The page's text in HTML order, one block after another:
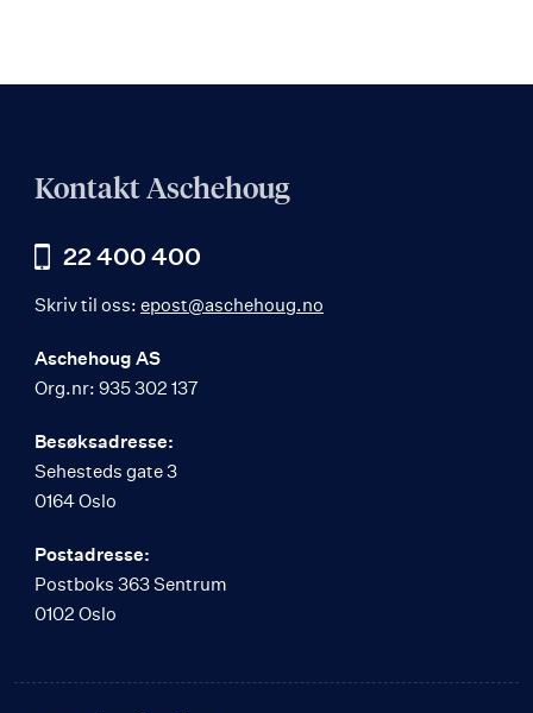
Kontakt Aschehoug
22 400 400
Skriv til oss: epost@aschehoug.no
Aschehoug AS
Org.nr: 935 302 137
Besøksadresse:
Sehesteds gate 3
0164 Oslo
Postadresse:
Postboks 363 Sentrum
0102 Oslo